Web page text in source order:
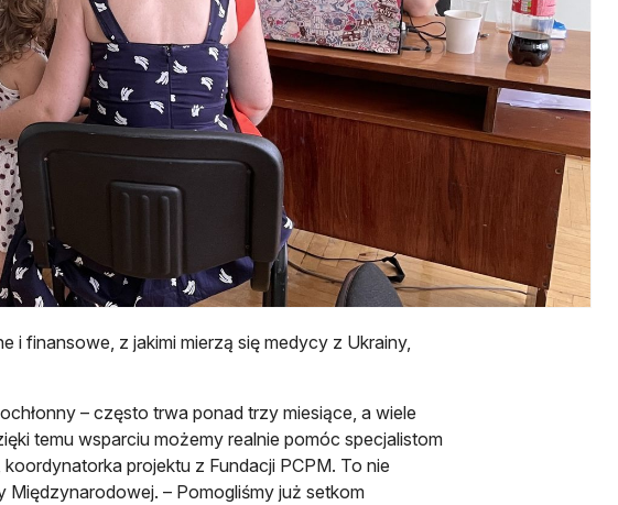
i finansowe, z jakimi mierzą się medycy z Ukrainy,
– często trwa ponad trzy miesiące, a wiele
temu wsparciu możemy realnie pomóc specjalistom
projektu z Fundacji PCPM. To nie
– Pomogliśmy już setkom